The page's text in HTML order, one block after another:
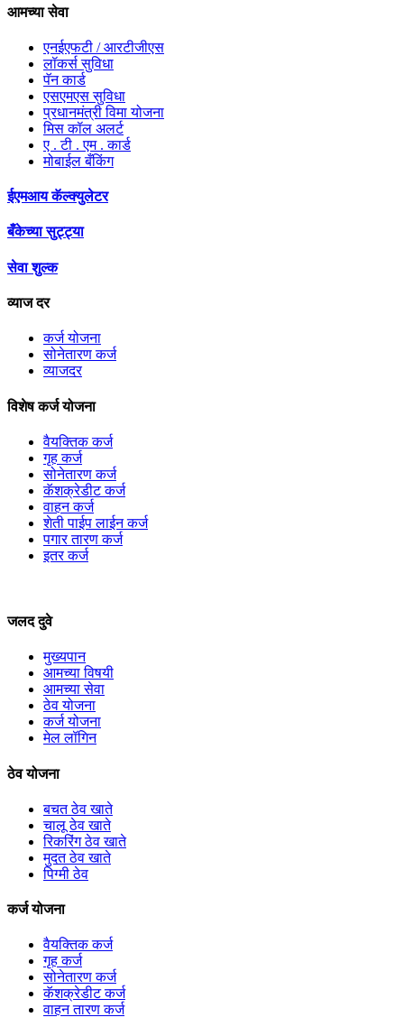
आमच्या सेवा
एनईएफटी / आरटीजीएस
लॉकर्स सुविधा
पॅन कार्ड
एसएमएस सुविधा
प्रधानमंत्री विमा योजना
मिस कॉल अलर्ट
ए . टी . एम . कार्ड
मोबाईल बँकिंग
ईएमआय कॅल्क्युलेटर
बँकेच्या सुट्ट्या
सेवा शुल्क
व्याज दर
कर्ज योजना
सोनेतारण कर्ज
व्याजदर
विशेष कर्ज योजना
वैयक्तिक कर्ज
गृह कर्ज
सोनेतारण कर्ज
कॅशक्रेडीट कर्ज
वाहन कर्ज
शेती पाईप लाईन कर्ज
पगार तारण कर्ज
इतर कर्ज
जलद दुवे
मुख्यपान
आमच्या विषयी
आमच्या सेवा
ठेव योजना
कर्ज योजना
मेल लॉगिन
ठेव योजना
बचत ठेव खाते
चालू ठेव खाते
रिकरिंग ठेव खाते
मुदत ठेव खाते
पिग्मी ठेव
कर्ज योजना
वैयक्तिक कर्ज
गृह कर्ज
सोनेतारण कर्ज
कॅशक्रेडीट कर्ज
वाहन तारण कर्ज